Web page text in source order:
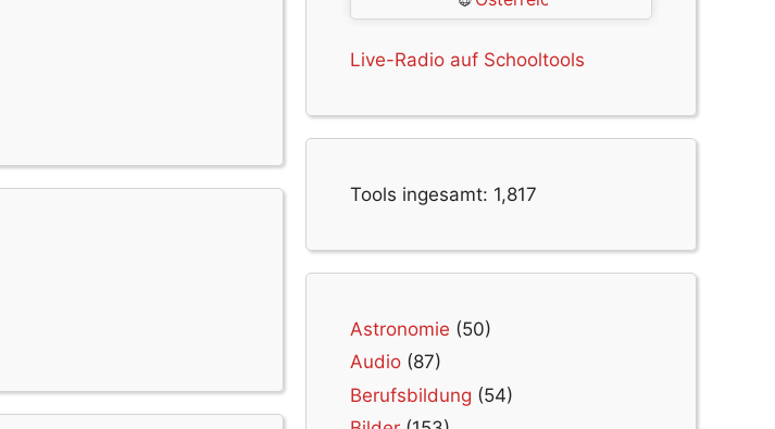
Live-Radio auf Schooltools
Tools ingesamt: 1,817
Astronomie (50)
Audio (87)
Berufsbildung (54)